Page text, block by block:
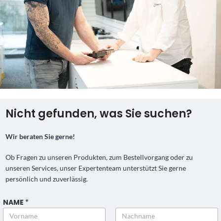
Nicht gefunden, was Sie suchen?
Wir beraten Sie gerne!
Ob Fragen zu unseren Produkten, zum Bestellvorgang oder zu
unseren Services, unser Expertenteam unterstützt Sie gerne
persönlich und zuverlässig.
NAME *